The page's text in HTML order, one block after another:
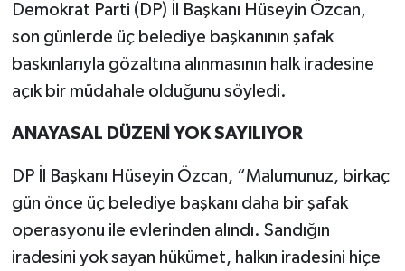
Demokrat Parti (DP) İl Başkanı Hüseyin Özcan,
son günlerde üç belediye başkanının şafak
baskınlarıyla gözaltına alınmasının halk iradesine
açık bir müdahale olduğunu söyledi.
ANAYASAL DÜZENİ YOK SAYILIYOR
DP İl Başkanı Hüseyin Özcan, “Malumunuz, birkaç
gün önce üç belediye başkanı daha bir şafak
operasyonu ile evlerinden alındı. Sandığın
iradesini yok sayan hükümet, halkın iradesini hiçe